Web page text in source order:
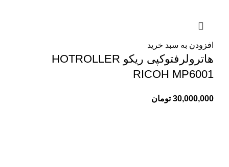
افزودن به سبد خرید
هاترولرفتوکپی ریکو HOTROLLER
RICOH MP6001
30,000,000 تومان